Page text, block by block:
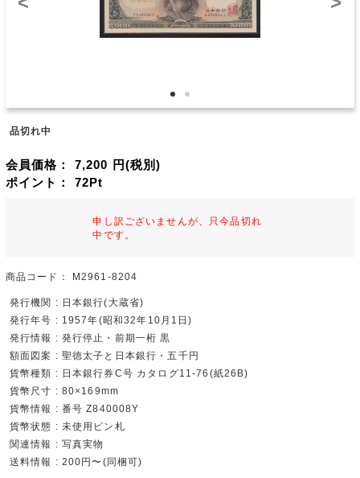
品切れ中
会員価格： 7,200 円(税別)
ポイント： 72Pt
申し訳ございませんが、只今品切れ
中です。
商品コード： M2961-8204
発行機関 : 日本銀行(大蔵省)
発行年号 : 1957年(昭和32年10月1日)
発行情報 : 発行停止・前期一桁 黒
額面図案 : 聖徳太子と日本銀行・五千円
貨幣種類 : 日本銀行券C号 カタログ11-76(紙26B)
貨幣尺寸 : 80×169mm
貨幣情報 : 番号 Z840008Y
貨幣状態 : 未使用ピン札
関連情報 : 写真実物
送料情報 : 200円〜(同梱可)